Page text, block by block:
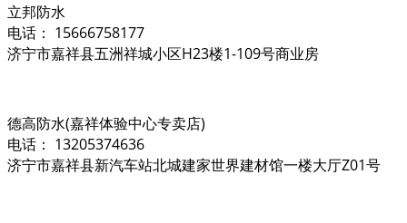
立邦防水
电话： 15666758177
济宁市嘉祥县五洲祥城小区H23楼1-109号商业房
德高防水(嘉祥体验中心专卖店)
电话： 13205374636
济宁市嘉祥县新汽车站北城建家世界建材馆一楼大厅Z01号